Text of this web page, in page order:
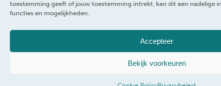
toestemming geeft of jouw toestemming intrekt, kan dit een nadelige
functies en mogelijkheden.
Accepteer
Bekijk voorkeuren